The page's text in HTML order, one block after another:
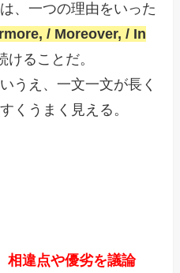
、一つの理由をいった
/ Moreover, / In
けることだ。
うえ、一文一文が長く
くうまく見える。
相違点や優劣を議論